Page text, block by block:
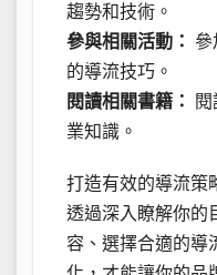
趨勢和技術。
參與相關活動： 參
的導流技巧。
閱讀相關書籍：
業知識。
打造有效的導流策
透過深入瞭解你的
容、選擇合適的導